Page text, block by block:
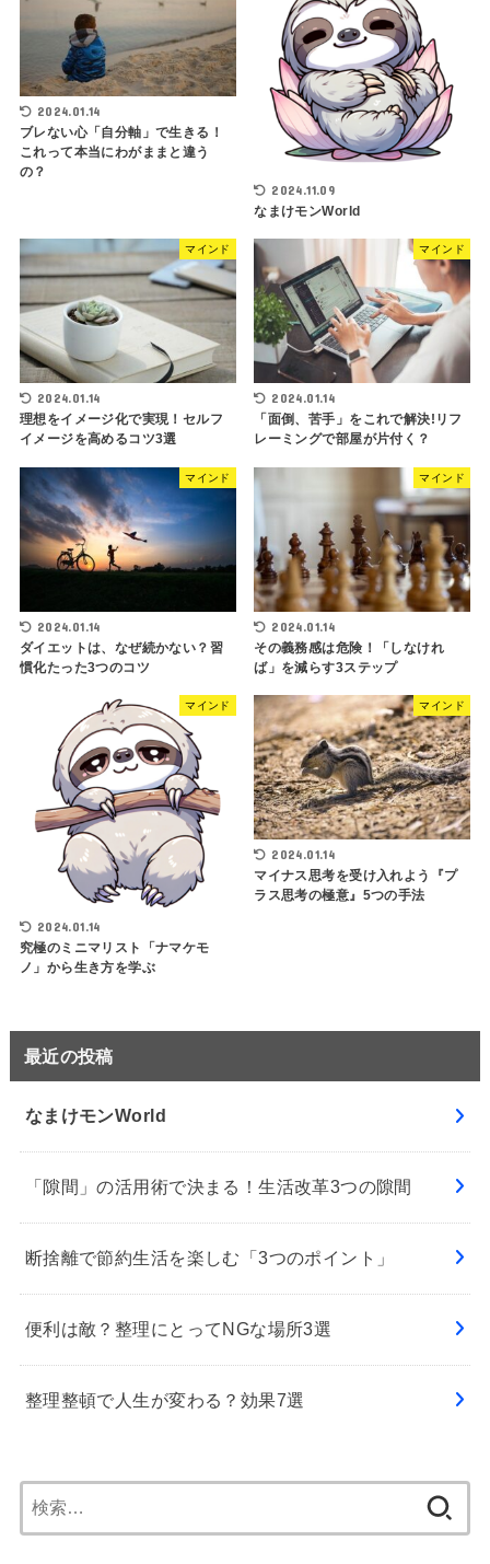
2024.01.14
ブレない心「自分軸」で生きる！
これって本当にわがままと違う
の？
2024.11.09
なまけモンWorld
マインド
2024.01.14
理想をイメージ化で実現！セルフ
イメージを高めるコツ3選
マインド
2024.01.14
「面倒、苦手」をこれで解決!リフ
レーミングで部屋が片付く？
マインド
2024.01.14
ダイエットは、なぜ続かない？習
慣化たった3つのコツ
マインド
2024.01.14
その義務感は危険！「しなけれ
ば」を減らす3ステップ
マインド
2024.01.14
究極のミニマリスト「ナマケモ
ノ」から生き方を学ぶ
マインド
2024.01.14
マイナス思考を受け入れよう『プ
ラス思考の極意』5つの手法
最近の投稿
なまけモンWorld
「隙間」の活用術で決まる！生活改革3つの隙間
断捨離で節約生活を楽しむ「3つのポイント」
便利は敵？整理にとってNGな場所3選
整理整頓で人生が変わる？効果7選
索: